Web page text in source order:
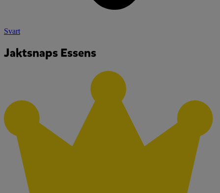
Svart
Jaktsnaps Essens